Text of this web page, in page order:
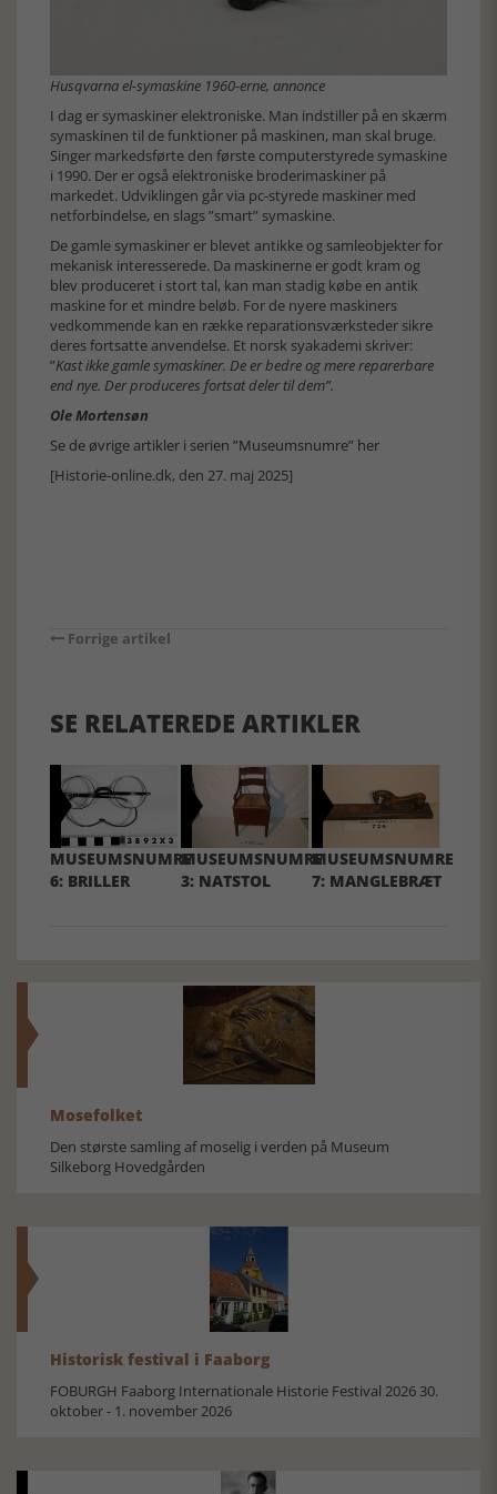
Husqvarna el-symaskine 1960-erne, annonce
I dag er symaskiner elektroniske. Man indstiller på en skærm
symaskinen til de funktioner på maskinen, man skal bruge.
Singer markedsførte den første computerstyrede symaskine
i 1990. Der er også elektroniske broderimaskiner på
markedet. Udviklingen går via pc-styrede maskiner med
netforbindelse, en slags ”smart” symaskine.
De gamle symaskiner er blevet antikke og samleobjekter for
mekanisk interesserede. Da maskinerne er godt kram og
blev produceret i stort tal, kan man stadig købe en antik
maskine for et mindre beløb. For de nyere maskiners
vedkommende kan en række reparationsværksteder sikre
deres fortsatte anvendelse. Et norsk syakademi skriver:
”Kast ikke gamle symaskiner. De er bedre og mere reparerbare
end nye. Der produceres fortsat deler til dem”.
Ole Mortensøn
Se de øvrige artikler i serien ”Museumsnumre” her
[Historie-online.dk, den 27. maj 2025]
Forrige artikel
SE RELATEREDE ARTIKLER
MUSEUMSNUMRE
6: BRILLER
MUSEUMSNUMRE
3: NATSTOL
MUSEUMSNUMRE
7: MANGLEBRÆT
Mosefolket
Den største samling af moselig i verden på Museum
Silkeborg Hovedgården
Historisk festival i Faaborg
FOBURGH Faaborg Internationale Historie Festival 2026 30.
oktober - 1. november 2026